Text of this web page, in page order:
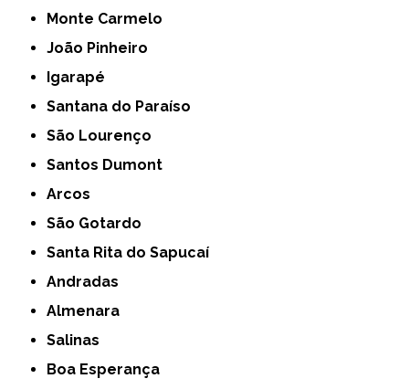
Monte Carmelo
João Pinheiro
Igarapé
Santana do Paraíso
São Lourenço
Santos Dumont
Arcos
São Gotardo
Santa Rita do Sapucaí
Andradas
Almenara
Salinas
Boa Esperança